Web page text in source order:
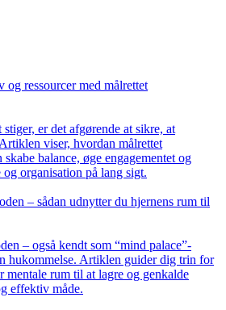
og ressourcer med målrettet
er det afgørende at sikre, at
viser, hvordan målrettet
balance, øge engagementet og
organisation på lang sigt.
– sådan udnytter du hjernens rum til
– også kendt som “mind palace”-
hukommelse. Artiklen guider dig trin for
rum til at lagre og genkalde
effektiv måde.